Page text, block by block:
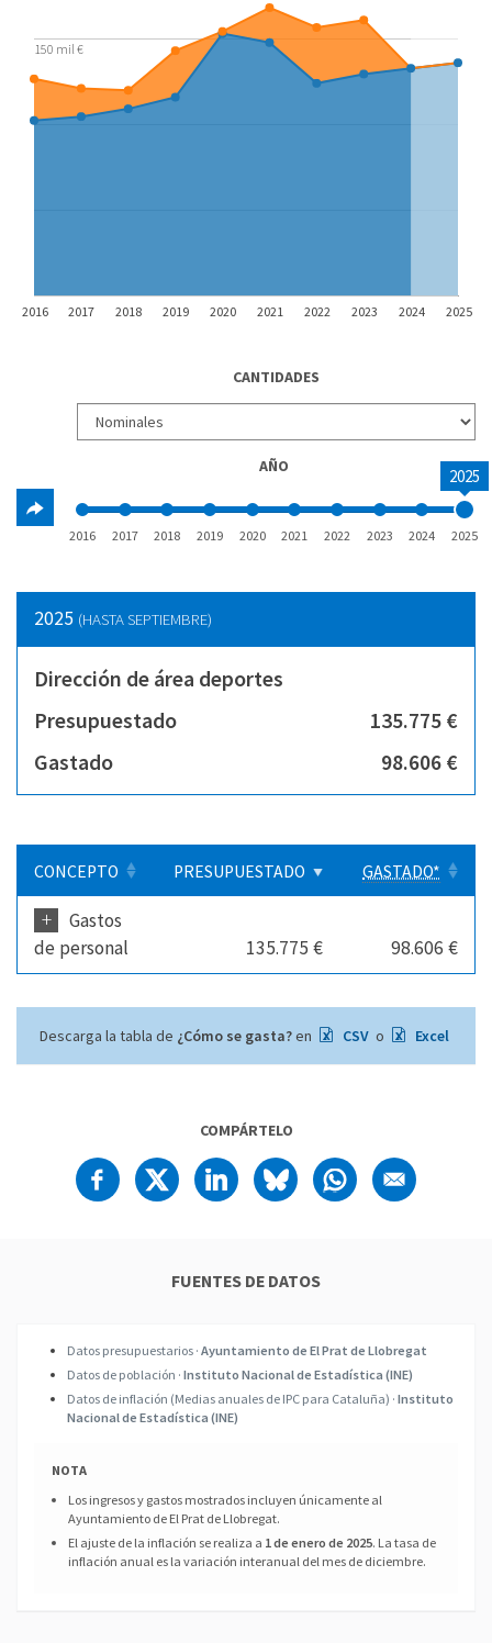
2016 2017 2018 2019 2020 2021 2022 2023 2024 2025
150 mil €
CANTIDADES
AÑO 2025
2016 2017 2018 2019 2020 2021 2022 2023 2024 2025
2025 (HASTA SEPTIEMBRE)
Dirección de área deportes
Presupuestado
135.775 €
Gastado
98.606 €
CONCEPTO PRESUPUESTADO GASTADO*
+
Gastos
de personal
135.775 € 98.606 €
Descarga la tabla de ¿Cómo se gasta?en CSV o Excel
COMPÁRTELO
FUENTES DE DATOS
Datos presupuestarios · Ayuntamiento de El Prat de Llobregat
Datos de población · Instituto Nacional de Estadística (INE)
Datos de inflación (Medias anuales de IPC para Cataluña) · Instituto
Nacional de Estadística (INE)
NOTA
Los ingresos y gastos mostrados incluyen únicamente al
Ayuntamiento de El Prat de Llobregat.
El ajuste de la inflación se realiza a 1 de enero de 2025. La tasa de
inflación anual es la variación interanual del mes de diciembre.